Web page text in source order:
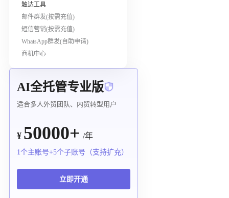
触达工具
邮件群发(按需充值)
短信营销(按需充值)
WhatsApp群发(自助申请)
商机中心
AI全托管专业版
适合多人外贸团队、内贸转型用户
¥ 50000+ /年
1个主账号+5个子账号（支持扩充）
立即开通